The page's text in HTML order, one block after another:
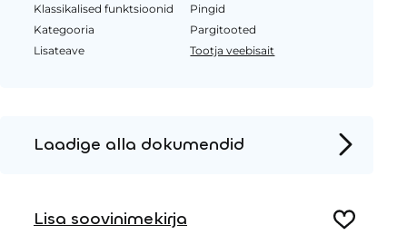
Klassikalised funktsioonid
Pingid
Kategooria
Pargitooted
Lisateave
Tootja veebisait
Laadige alla dokumendid
Lisa soovinimekirja